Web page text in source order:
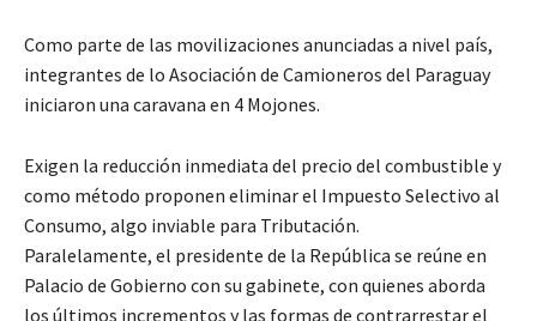
Como parte de las movilizaciones anunciadas a nivel país,
integrantes de lo Asociación de Camioneros del Paraguay
iniciaron una caravana en 4 Mojones.
Exigen la reducción inmediata del precio del combustible y
como método proponen eliminar el Impuesto Selectivo al
Consumo, algo inviable para Tributación.
Paralelamente, el presidente de la República se reúne en
Palacio de Gobierno con su gabinete, con quienes aborda
los últimos incrementos y las formas de contrarrestar el